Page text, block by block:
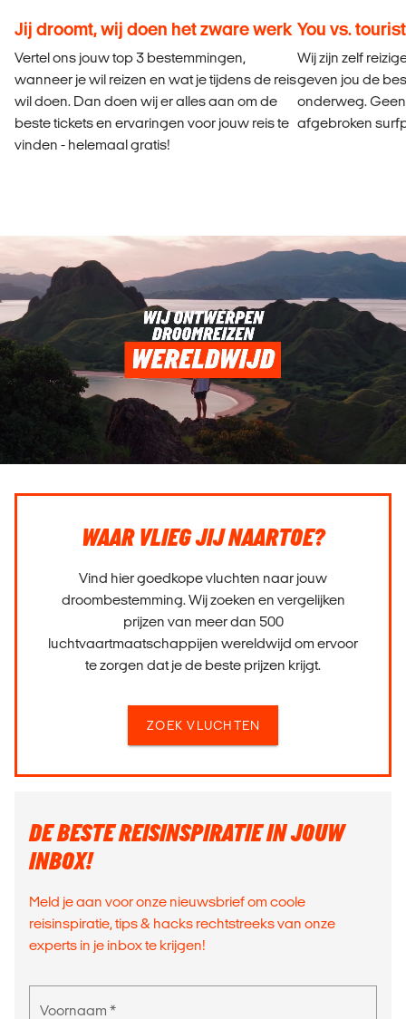
Jij droomt, wij doen het zware werk
Vertel ons jouw top 3 bestemmingen,
wanneer je wil reizen en wat je tijdens de reis
wil doen. Dan doen wij er alles aan om de
beste tickets en ervaringen voor jouw reis te
vinden - helemaal gratis!
You vs.
Wij zijn zelf
geven jou de
onderweg.
afgebroken
WAAR VLIEG JIJ NAARTOE?
Vind hier goedkope vluchten naar jouw
droombestemming. Wij zoeken en vergelijken
prijzen van meer dan 500
luchtvaartmaatschappijen wereldwijd om ervoor
te zorgen dat je de beste prijzen krijgt.
ZOEK VLUCHTEN
DE BESTE REISINSPIRATIE IN JOUW
INBOX!
Meld je aan voor onze nieuwsbrief om coole
reisinspiratie, tips & hacks rechtstreeks van onze
experts in je inbox te krijgen!
Voornaam *